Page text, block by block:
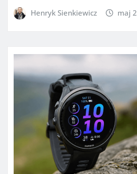
Henryk Sienkiewicz maj